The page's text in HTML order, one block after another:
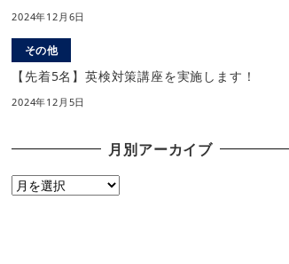
2024年12月6日
その他
【先着5名】英検対策講座を実施します！
2024年12月5日
月別アーカイブ
月